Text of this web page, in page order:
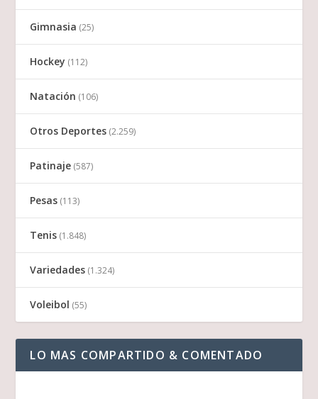
Gimnasia (25)
Hockey (112)
Natación (106)
Otros Deportes (2.259)
Patinaje (587)
Pesas (113)
Tenis (1.848)
Variedades (1.324)
Voleibol (55)
LO MAS COMPARTIDO & COMENTADO